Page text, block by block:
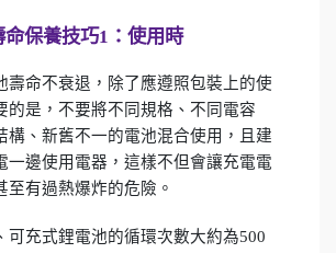
命保養技巧1：使用時
壽命不衰退，除了應遵照包裝上的使
的是，不要將不同規格、不同電容
構、新舊不一的電池混合使用，且建
一邊使用電器，這樣不但會讓充電電
至有過熱爆炸的危險。
可充式鋰電池的循環次數大約為500